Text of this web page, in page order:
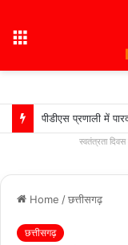
स्वतंत्रता
Home /छत्तीसगढ़
छत्तीसगढ़